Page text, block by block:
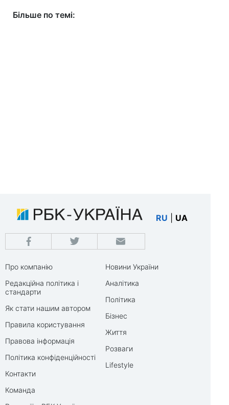
Більше по темі:
RU UA
Про компанію
Редакційна політика і
стандарти
Як стати нашим автором
Правила користування
Правова інформація
Політика конфіденційності
Контакти
Команда
Новини України
Аналітика
Політика
Бізнес
Життя
Розваги
Lifestyle